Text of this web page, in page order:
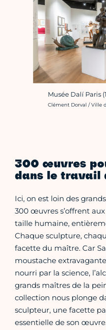
Musée Dalí Paris
Crédit photo :
Clément Dorval / Ville
300 œuvres
dans le travail
Ici, on est loin des
300 œuvres s’offrent
taille humaine,
Chaque sculpture,
facette du maître. Car
moustache
nourri par la science,
grands maîtres de la
collection nous plonge
sculpteur, une facette
essentielle de son